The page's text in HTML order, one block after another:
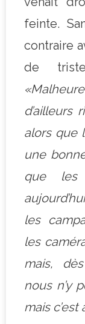
feinte.
contraire
de
d’ailleurs
alors que
une
que les
les
les
mais,
nous n’y
mais c’est